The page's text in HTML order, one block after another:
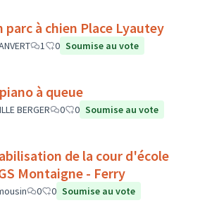
parc à chien Place Lyautey
1 0 Soumise au vote
à queue
BERGER 0 0 Soumise au vote
de la cour d'école
Montaigne - Ferry
0 0 Soumise au vote